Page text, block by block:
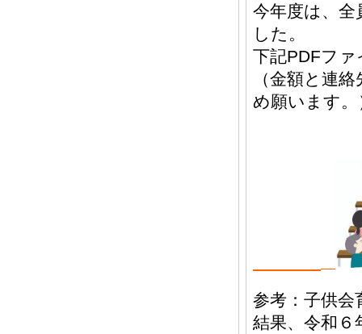
今年度は、
した。
下記PDFフ
（金額と連
め願います。
参考：子供会
結果、令和